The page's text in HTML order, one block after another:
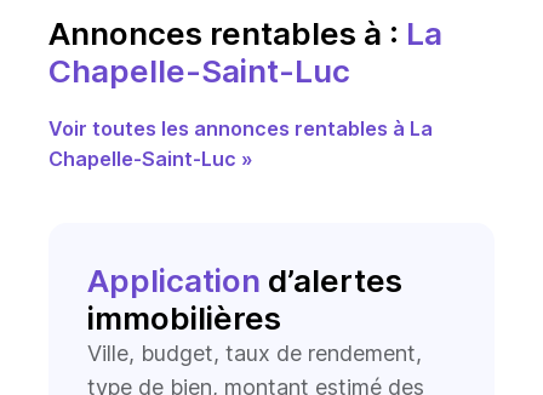
Annonces rentables à : La
Chapelle-Saint-Luc
Voir toutes les annonces rentables à La
Chapelle-Saint-Luc »
Application d’alertes
immobilières
Ville, budget, taux de rendement,
type de bien, montant estimé des